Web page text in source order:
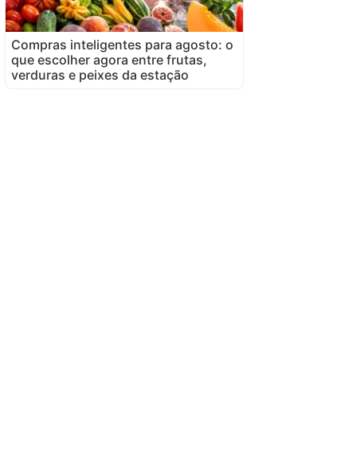
Compras inteligentes para agosto: o
que escolher agora entre frutas,
verduras e peixes da estação